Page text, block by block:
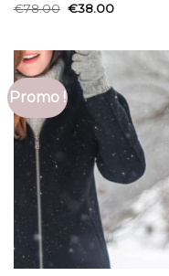
€78.00 €38.00
Promo !